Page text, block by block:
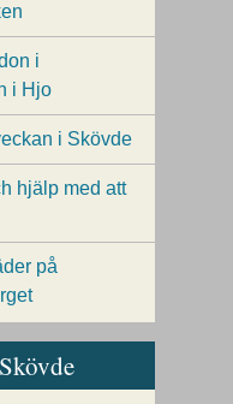
i
i Hjo
i Skövde
hjälp med att
på